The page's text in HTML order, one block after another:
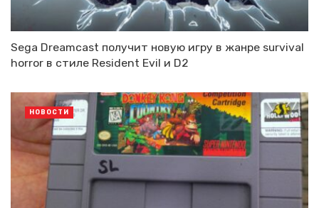
Sega Dreamcast получит новую игру в жанре survival
horror в стиле Resident Evil и D2
НОВОСТИ